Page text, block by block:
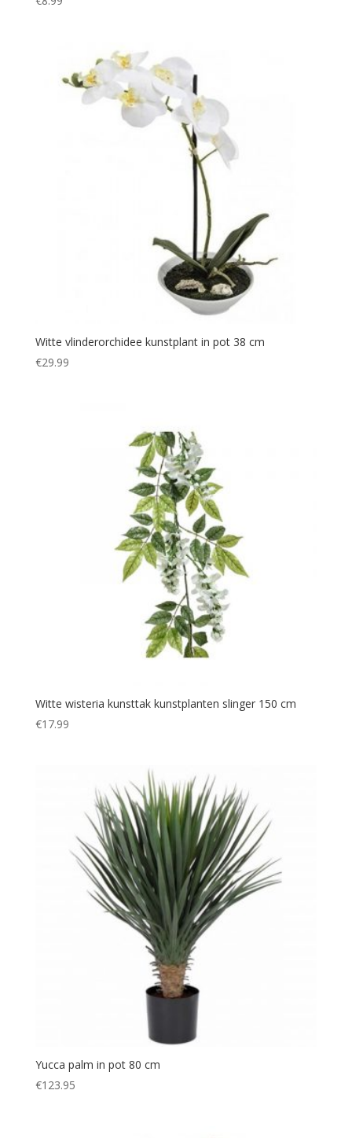
Witte vlinderorchidee kunstplant in pot 38 cm
€29.99
Witte wisteria kunsttak kunstplanten slinger 150 cm
€17.99
Yucca palm in pot 80 cm
€123.95